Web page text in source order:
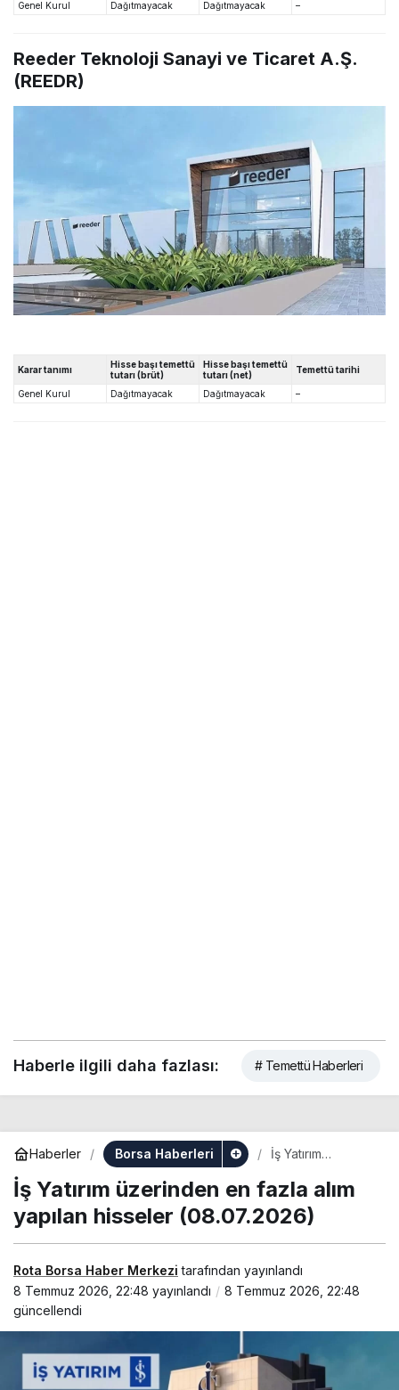
Genel Kurul Dağıtmayacak Dağıtmayacak –
Reeder Teknoloji Sanayi ve Ticaret A.Ş.
(REEDR)
Karar tanımı
Hisse başı temettü
tutarı (brüt)
Hisse başı temettü
tutarı (net)
Temettü tarihi
Genel Kurul Dağıtmayacak Dağıtmayacak –
Haberle ilgili daha fazlası: # Temettü Haberleri
Haberler Borsa Haberleri
İş Yatırım
fazla alım yapılan
hisseler
(08.07.2026)
İş Yatırım üzerinden en fazla alım
yapılan hisseler (08.07.2026)
Rota Borsa Haber Merkezi tarafından yayınlandı
8 Temmuz 2026, 22:48 yayınlandı
8 Temmuz 2026, 22:48
güncellendi